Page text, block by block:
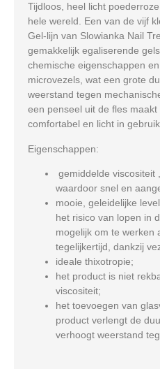
Tijdloos, heel licht
hele wereld. Een van de vijf
Gel-lijn van Slowianka Nail
gemakkelijk egaliserende
chemische eigenschappen
microvezels, wat een grote
weerstand tegen
een penseel uit de fles
comfortabel en licht in
Eigenschappen:
gemiddelde viscositeit
waardoor snel en
mooie, geleidelijke
het risico van lopen in
mogelijk om te werken
tegelijkertijd, dankzij
ideale thixotropie;
het product is niet
viscositeit;
het toevoegen van
product verlengt de
verhoogt weerstand